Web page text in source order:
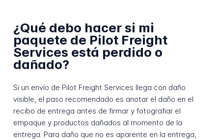
¿Qué debo hacer si mi
paquete de Pilot Freight
Services está perdido o
dañado?
Si un envío de Pilot Freight Services llega con daño
visible, el paso recomendado es anotar el daño en el
recibo de entrega antes de firmar y fotografiar el
empaque y productos dañados al momento de la
entrega. Para daño que no es aparente en la entrega,